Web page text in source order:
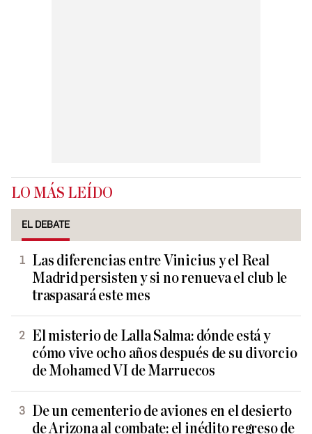
LO MÁS LEÍDO
EL DEBATE
Las diferencias entre Vinicius y el Real
Madrid persisten y si no renueva el club le
traspasará este mes
El misterio de Lalla Salma: dónde está y
cómo vive ocho años después de su divorcio
de Mohamed VI de Marruecos
De un cementerio de aviones en el desierto
de Arizona al combate: el inédito regreso de